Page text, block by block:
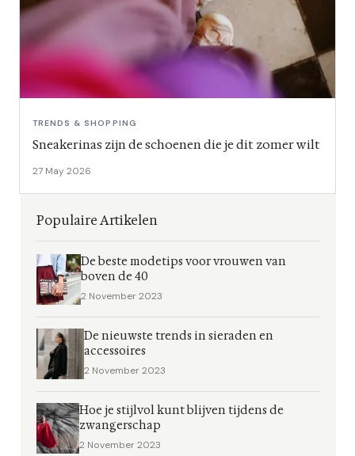
TRENDS & SHOPPING
Sneakerinas zijn de schoenen die je dit zomer wilt
27 May 2026
Populaire Artikelen
De beste modetips voor vrouwen van
boven de 40
2 November 2023
De nieuwste trends in sieraden en
accessoires
2 November 2023
Hoe je stijlvol kunt blijven tijdens de
zwangerschap
2 November 2023